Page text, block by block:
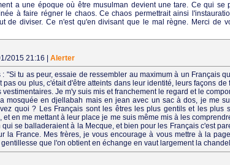
a une époque où être musulman devient une tare. Ce qui se
à faire régner le chaos. Ce chaos permettrait ainsi
de diviser. Ce n'est qu'en divisant que le mal règne. Merci de
2015 21:16
Alerter
"Si tu as peur, essaie de ressembler au maximum à un Français
pas ou plus, c'était d'être atteints dans leur identité, leurs façons
Je m'y suis mis et franchement le regard et le
mosquée en djellabah mais en jean avec un sac à dos, je me
quoi ? Les Français sont les êtres les plus gentils et les plus
et en me mettant à leur place je me suis même mis à les
se balladeraient à la Mecque, et bien pour les Français c'est
la France. Mes frères, je vous encourage à vous mettre à la
que l'on obtient en échange en vaut largement la